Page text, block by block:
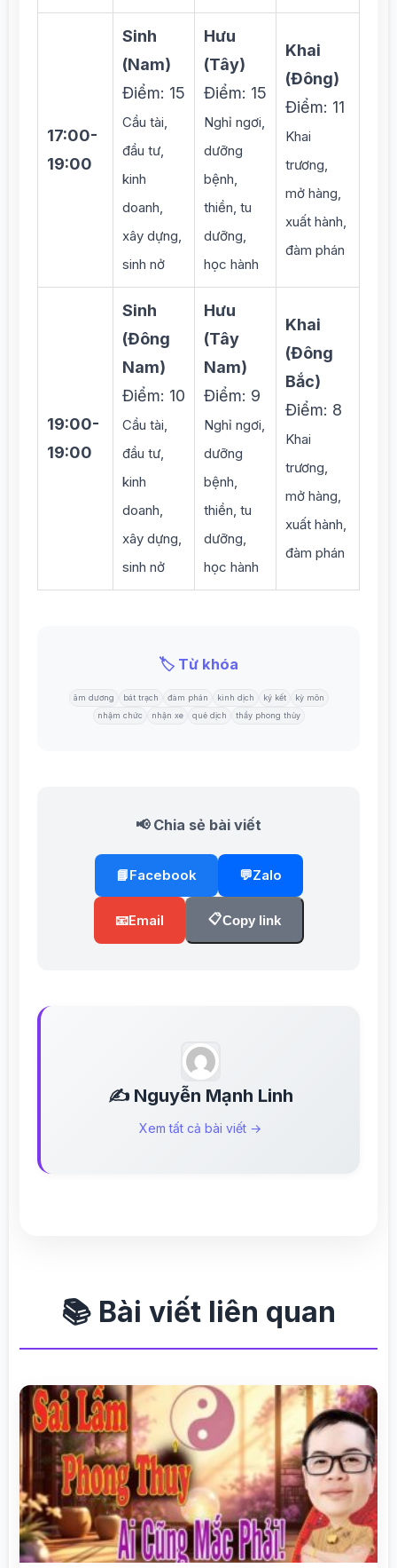
17:00-
19:00
Sinh
(Nam)
Điểm: 15
Cầu tài,
đầu tư,
kinh
doanh,
xây dựng,
sinh nở
Hưu
(Tây)
Điểm: 15
Nghỉ ngơi,
dưỡng
bệnh,
thiền, tu
dưỡng,
học hành
Khai
(Đông)
Điểm: 11
Khai
trương,
mở hàng,
xuất hành,
đàm phán
19:00-
19:00
Sinh
(Đông
Nam)
Điểm: 10
Cầu tài,
đầu tư,
kinh
doanh,
xây dựng,
sinh nở
Hưu
(Tây
Nam)
Điểm: 9
Nghỉ ngơi,
dưỡng
bệnh,
thiền, tu
dưỡng,
học hành
Khai
(Đông
Bắc)
Điểm: 8
Khai
trương,
mở hàng,
xuất hành,
đàm phán
🏷️ Từ khóa
âm dương bát trạch đàm phán kinh dịch ký kết
kỳ môn
nhậm chức
nhận xe quẻ dịch thầy phong thủy
📢 Chia sẻ bài viết
📘Facebook 💬Zalo
📧Email 📋Copy link
✍️ Nguyễn Mạnh Linh
Xem tất cả bài viết →
📚 Bài viết liên quan